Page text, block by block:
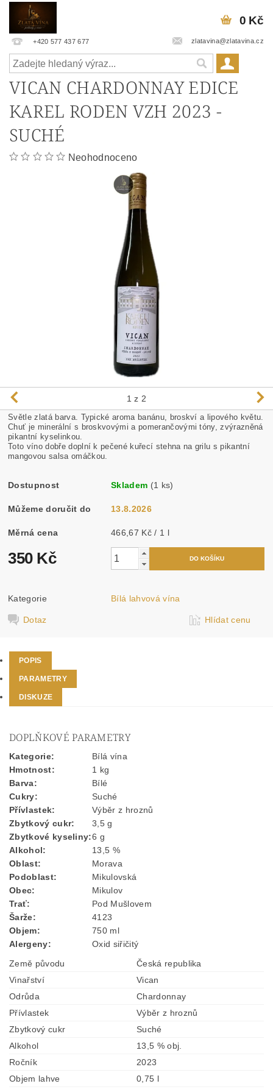
+420 577 437 677 zlatavina@zlatavina.cz
0 Kč
VICAN CHARDONNAY EDICE
KAREL RODEN VZH 2023 -
SUCHÉ
Neohodnoceno
1 z 2
Světle zlatá barva. Typické aroma banánu, broskví a lipového květu.
Chuť je minerální s broskvovými a pomerančovými tóny, zvýrazněná
pikantní kyselinkou.
Toto víno dobře doplní k pečené kuřecí stehna na grilu s pikantní
mangovou salsa omáčkou.
Dostupnost Skladem (1 ks)
Můžeme doručit do 13.8.2026
Měrná cena 466,67 Kč / 1 l
350 Kč
Kategorie Bílá lahvová vína
Dotaz Hlídat cenu
POPIS
PARAMETRY
DISKUZE
DOPLŇKOVÉ PARAMETRY
Kategorie:
Bílá vína
Hmotnost:
1 kg
Barva:
Bílé
Cukry:
Suché
Přívlastek:
Výběr z hroznů
Zbytkový cukr:
3,5 g
Zbytkové kyseliny:6 g
Alkohol:
13,5 %
Oblast:
Morava
Podoblast:
Mikulovská
Obec:
Mikulov
Trať:
Pod Mušlovem
Šarže:
4123
Objem:
750 ml
Alergeny:
Oxid siřičitý
Země původu
Česká republika
Vinařství
Vican
Odrůda
Chardonnay
Přívlastek
Výběr z hroznů
Zbytkový cukr
Suché
Alkohol
13,5 % obj.
Ročník
2023
Objem lahve
0,75 l